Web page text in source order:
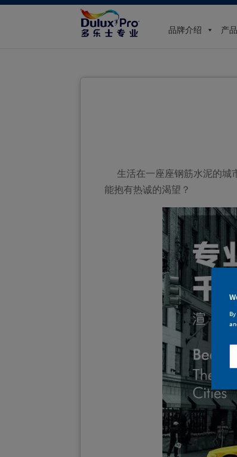
品牌介绍 产
生活在一座座钢筋水泥的城
能抱有热诚的渴望？